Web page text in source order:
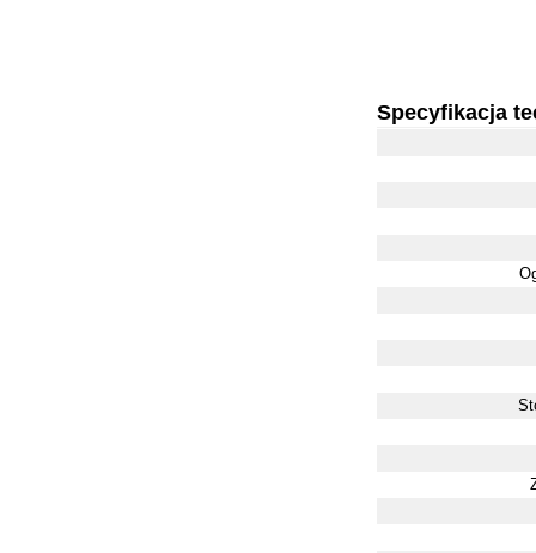
Specyfikacja